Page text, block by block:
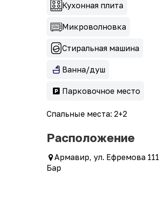
Кухонная плита
Микроволновка
Стиральная машина
Ванна/душ
Парковочное место
Спальные места: 2+2
Расположение
Армавир, ул. Ефремова 111
Бар